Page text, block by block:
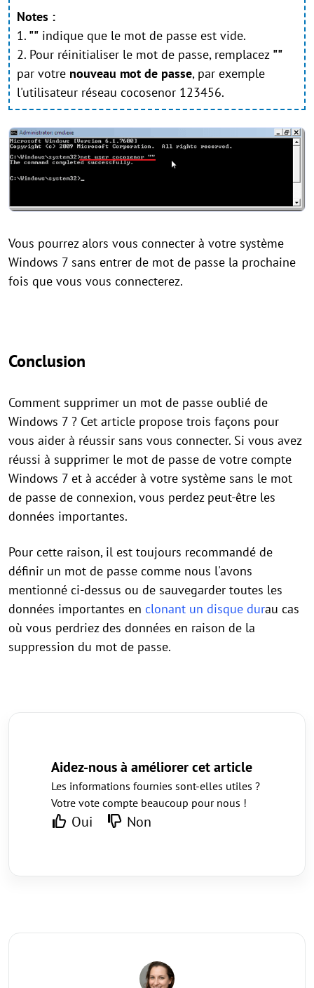
Notes :
1. "" indique que le mot de passe est vide.
2. Pour réinitialiser le mot de passe, remplacez ""
par votre nouveau mot de passe, par exemple
l'utilisateur réseau cocosenor 123456.
Vous pourrez alors vous connecter à votre système
Windows 7 sans entrer de mot de passe la prochaine
fois que vous vous connecterez.
Conclusion
Comment supprimer un mot de passe oublié de
Windows 7 ? Cet article propose trois façons pour
vous aider à réussir sans vous connecter. Si vous avez
réussi à supprimer le mot de passe de votre compte
Windows 7 et à accéder à votre système sans le mot
de passe de connexion, vous perdez peut-être les
données importantes.
Pour cette raison, il est toujours recommandé de
définir un mot de passe comme nous l'avons
mentionné ci-dessus ou de sauvegarder toutes les
données importantes en clonant un disque durau cas
où vous perdriez des données en raison de la
suppression du mot de passe.
Aidez-nous à améliorer cet article
Les informations fournies sont-elles utiles ?
Votre vote compte beaucoup pour nous !
Oui Non